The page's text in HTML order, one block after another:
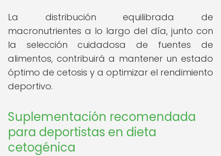
La distribución equilibrada de
macronutrientes a lo largo del día, junto con
la selección cuidadosa de fuentes de
alimentos, contribuirá a mantener un estado
óptimo de cetosis y a optimizar el rendimiento
deportivo.
Suplementación recomendada
para deportistas en dieta
cetogénica